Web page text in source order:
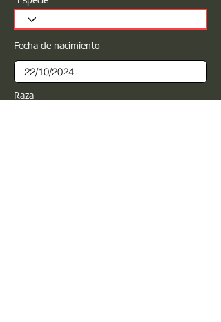
Fecha de nacimiento
Raza